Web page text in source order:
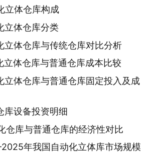
立体仓库构成
立体仓库分类
立体仓库与传统仓库对比分析
立体仓库与普通仓库成本比较
立体仓库与普通仓库固定投入及成
库设备投资明细
仓库与普通仓库的经济性对比
年我国自动化立体库市场规模